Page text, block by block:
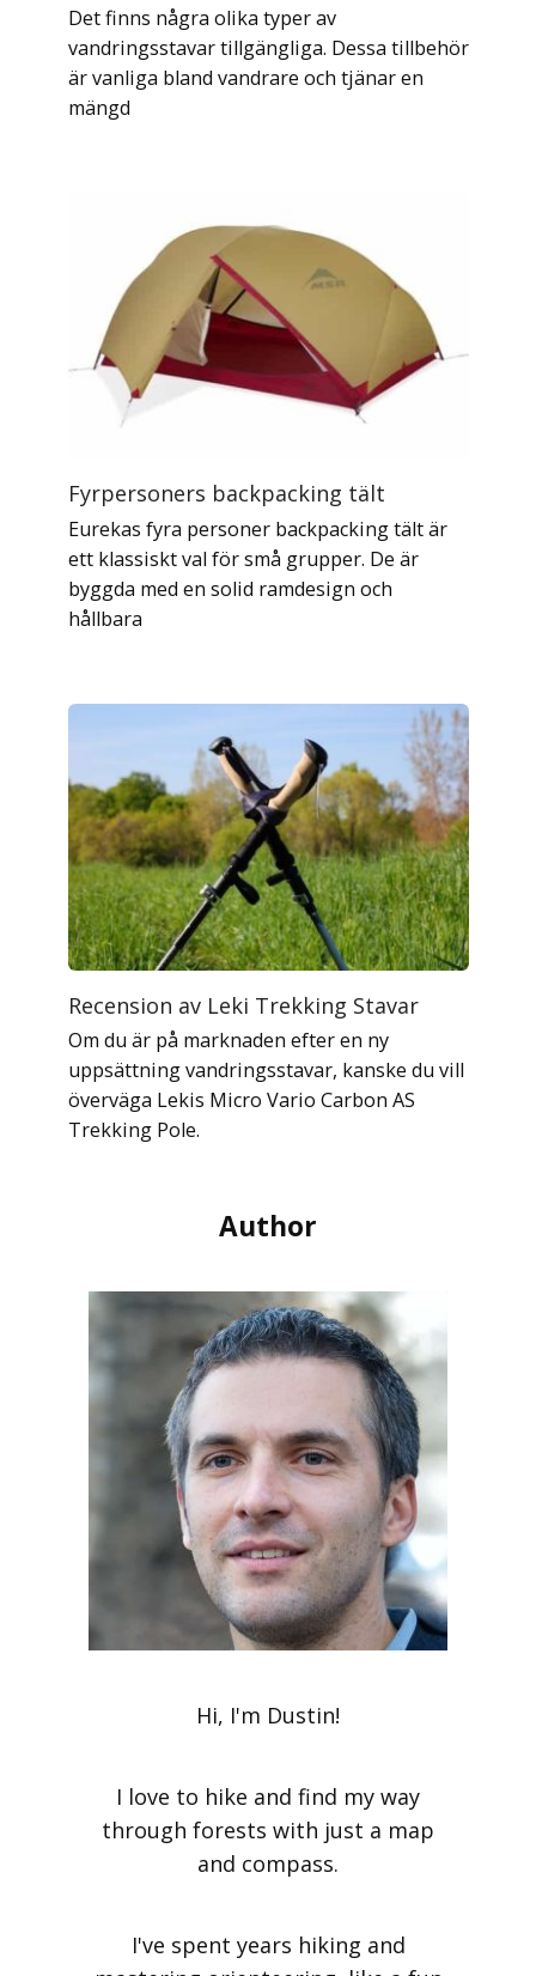
Det finns några olika typer av
vandringsstavar tillgängliga. Dessa tillbehör
är vanliga bland vandrare och tjänar en
mängd
Fyrpersoners backpacking tält
Eurekas fyra personer backpacking tält är
ett klassiskt val för små grupper. De är
byggda med en solid ramdesign och
hållbara
Recension av Leki Trekking Stavar
Om du är på marknaden efter en ny
uppsättning vandringsstavar, kanske du vill
överväga Lekis Micro Vario Carbon AS
Trekking Pole.
Author
Hi, I'm Dustin!
I love to hike and find my way
through forests with just a map
and compass.
I've spent years hiking and